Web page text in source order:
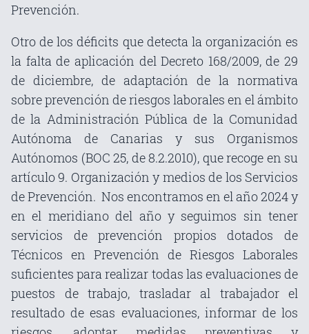
Prevención.
Otro de los déficits que detecta la organización es
la falta de aplicación del Decreto 168/2009, de 29
de diciembre, de adaptación de la normativa
sobre prevención de riesgos laborales en el ámbito
de la Administración Pública de la Comunidad
Autónoma de Canarias y sus Organismos
Autónomos (BOC 25, de 8.2.2010), que recoge en su
artículo 9. Organización y medios de los Servicios
de Prevención. Nos encontramos en el año 2024 y
en el meridiano del año y seguimos sin tener
servicios de prevención propios dotados de
Técnicos en Prevención de Riesgos Laborales
suficientes para realizar todas las evaluaciones de
puestos de trabajo, trasladar al trabajador el
resultado de esas evaluaciones, informar de los